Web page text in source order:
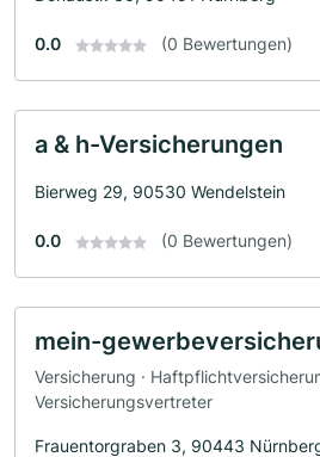
0.0 (0 Bewertungen)
a & h-Versicherungen
Bierweg 29, 90530 Wendelstein
0.0 (0 Bewertungen)
mein-
Versicherung ·
Versicherungsvertreter
Frauentorgraben 3, 90443